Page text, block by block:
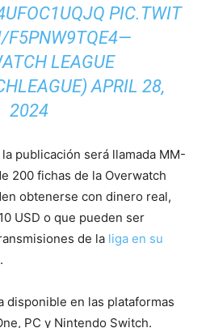
PIC.TWIT
F5PNW9TQE4—
LEAGUE
APRIL 28,
2024
publicación será llamada MM-
200 fichas de la Overwatch
obtenerse con dinero real,
USD o que pueden ser
de la liga en su
.
disponible en las plataformas
PC y Nintendo Switch.